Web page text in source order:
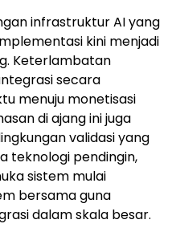
infrastruktur AI yang
kini menjadi
Keterlambatan
secara
menuju monetisasi
di ajang ini juga
validasi yang
teknologi pendingin,
sistem mulai
bersama guna
dalam skala besar.